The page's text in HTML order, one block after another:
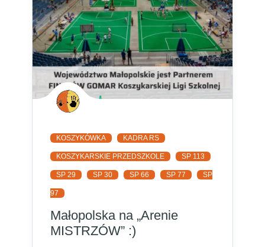
KOSZYKÓWKA KADRA RS
KOSZYKARSKIE PRZEDSZKOLE SP 113
SP 29 SP 30 SP 66 SP 77 SP
97
Małopolska na „Arenie
MISTRZÓW” :)